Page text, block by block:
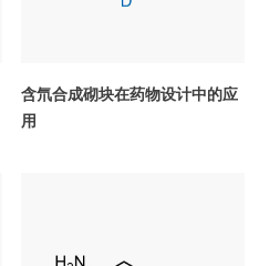
含氘合成砌块在药物设计中的应
用